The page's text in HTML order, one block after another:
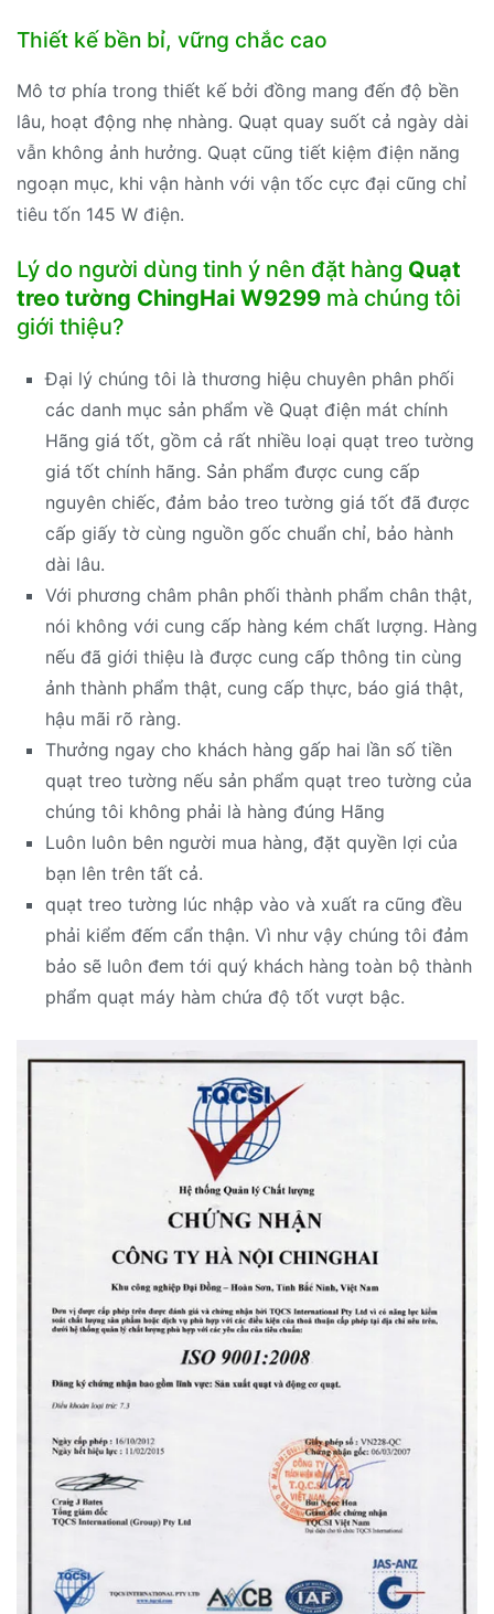
Thiết kế bền bỉ, vững chắc cao
Mô tơ phía trong thiết kế bởi đồng mang đến độ bền
lâu, hoạt động nhẹ nhàng. Quạt quay suốt cả ngày dài
vẫn không ảnh hưởng. Quạt cũng tiết kiệm điện năng
ngoạn mục, khi vận hành với vận tốc cực đại cũng chỉ
tiêu tốn 145 W điện.
Lý do người dùng tinh ý nên đặt hàng Quạt
treo tường ChingHai W9299 mà chúng tôi
giới thiệu?
Đại lý chúng tôi là thương hiệu chuyên phân phối
các danh mục sản phẩm về Quạt điện mát chính
Hãng giá tốt, gồm cả rất nhiều loại quạt treo tường
giá tốt chính hãng. Sản phẩm được cung cấp
nguyên chiếc, đảm bảo treo tường giá tốt đã được
cấp giấy tờ cùng nguồn gốc chuẩn chỉ, bảo hành
dài lâu.
Với phương châm phân phối thành phẩm chân thật,
nói không với cung cấp hàng kém chất lượng. Hàng
nếu đã giới thiệu là được cung cấp thông tin cùng
ảnh thành phẩm thật, cung cấp thực, báo giá thật,
hậu mãi rõ ràng.
Thưởng ngay cho khách hàng gấp hai lần số tiền
quạt treo tường nếu sản phẩm quạt treo tường của
chúng tôi không phải là hàng đúng Hãng
Luôn luôn bên người mua hàng, đặt quyền lợi của
bạn lên trên tất cả.
quạt treo tường lúc nhập vào và xuất ra cũng đều
phải kiểm đếm cẩn thận. Vì như vậy chúng tôi đảm
bảo sẽ luôn đem tới quý khách hàng toàn bộ thành
phẩm quạt máy hàm chứa độ tốt vượt bậc.